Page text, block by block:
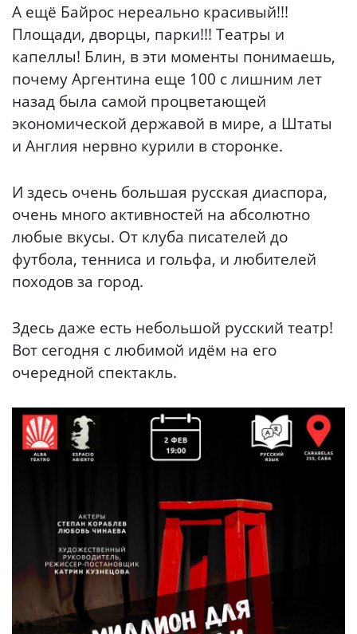
А ещё Байрос нереально красивый!!!
Площади, дворцы, парки!!! Театры и
капеллы! Блин, в эти моменты понимаешь,
почему Аргентина еще 100 с лишним лет
назад была самой процветающей
экономической державой в мире, а Штаты
и Англия нервно курили в сторонке.
И здесь очень большая русская диаспора,
очень много активностей на абсолютно
любые вкусы. От клуба писателей до
футбола, тенниса и гольфа, и любителей
походов за город.
Здесь даже есть небольшой русский театр!
Вот сегодня с любимой идём на его
очередной спектакль.